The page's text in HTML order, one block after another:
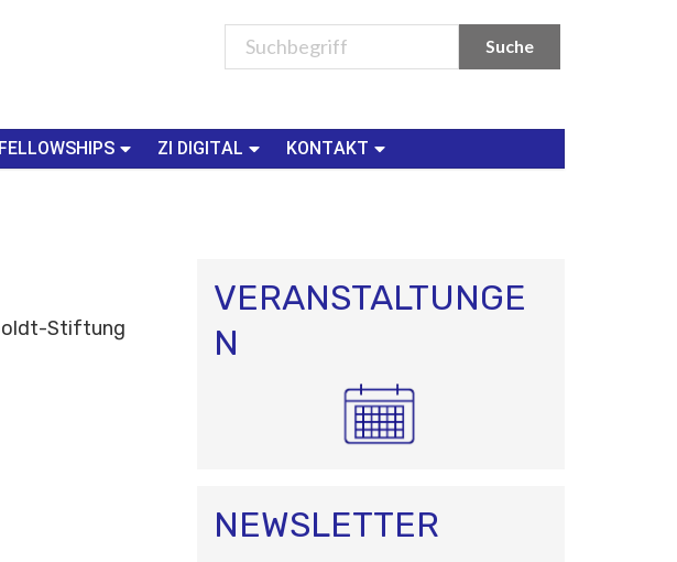
FELLOWSHIPS ZI DIGITAL
KONTAKT
Stiftung
VERANSTALTUNGE
N
NEWSLETTER